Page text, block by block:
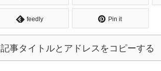
feedly Pin it
記事タイトルとアドレスをコピーする